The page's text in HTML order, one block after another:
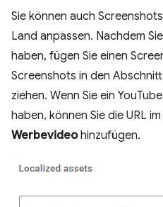
Sie können auch
Land anpassen. Nachdem
haben, fügen Sie einen
Screenshots in den Abschnitt
ziehen. Wenn Sie ein
haben, können Sie die URL
Werbevideohinzufügen.